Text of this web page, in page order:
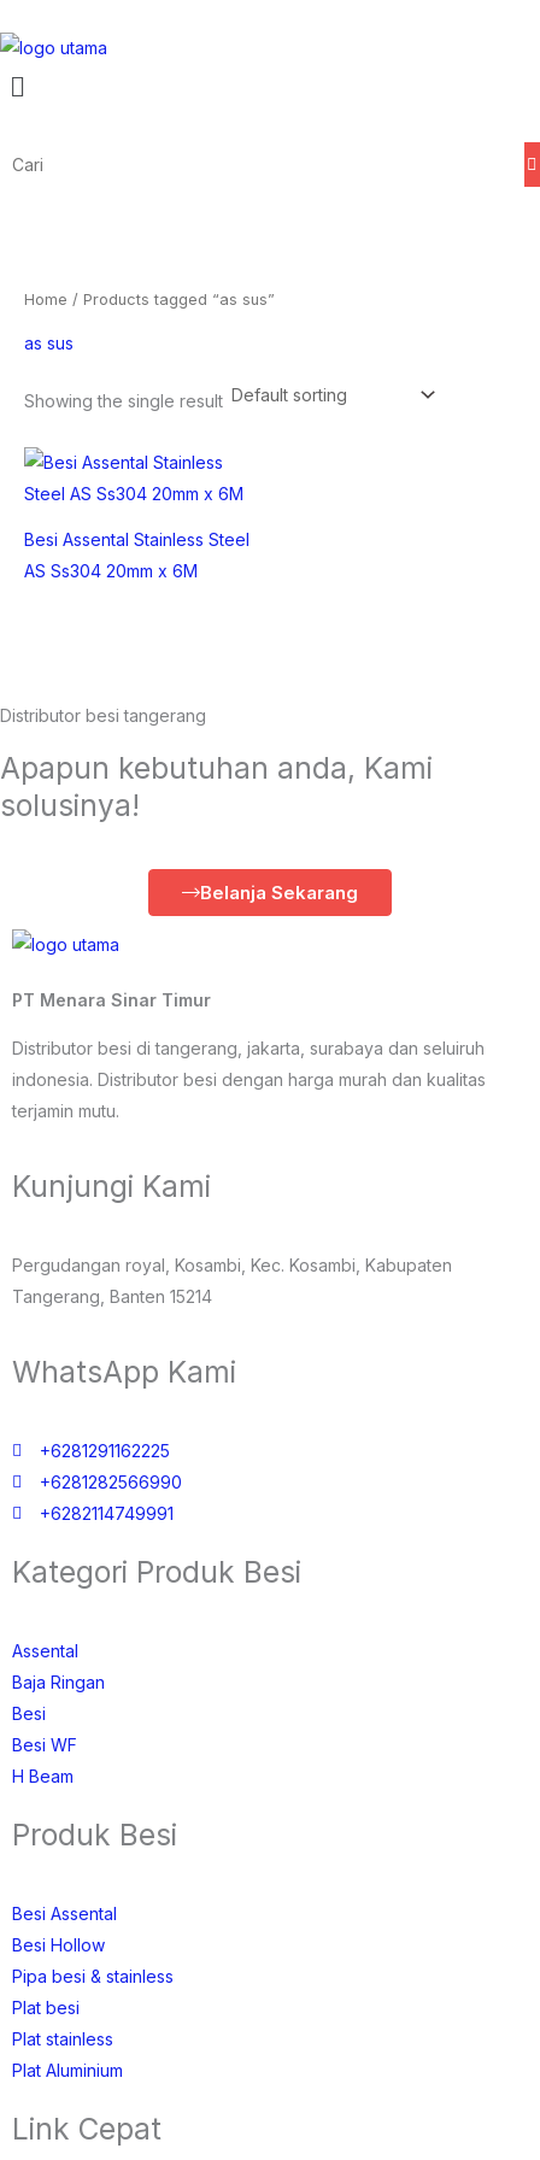
to
content
Menu
Home / Products tagged “as sus”
as sus
Showing the single result
Besi Assental Stainless Steel
AS Ss304 20mm x 6M
Distributor besi tangerang
Apapun kebutuhan anda, Kami
solusinya!
Belanja Sekarang
PT Menara Sinar Timur
Distributor besi di tangerang, jakarta, surabaya dan seluiruh
indonesia. Distributor besi dengan harga murah dan kualitas
terjamin mutu.
Kunjungi Kami
Pergudangan royal, Kosambi, Kec. Kosambi, Kabupaten
Tangerang, Banten 15214
WhatsApp Kami
+6281291162225
+6281282566990
+6282114749991
Kategori Produk Besi
Assental
Baja Ringan
Besi
Besi WF
H Beam
Produk Besi
Besi Assental
Besi Hollow
Pipa besi & stainless
Plat besi
Plat stainless
Plat Aluminium
Link Cepat